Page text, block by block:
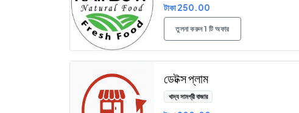
টাকা 250.00
তুলনা করুন 1 টি অফার
ডেটক্স প্লাম
খাদ্য সামগ্রী বাজার